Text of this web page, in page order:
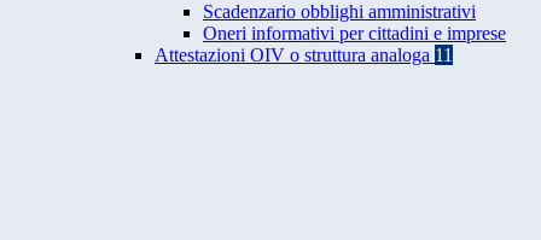
Scadenzario obblighi amministrativi
Oneri informativi per cittadini e imprese
Attestazioni OIV o struttura analoga 11